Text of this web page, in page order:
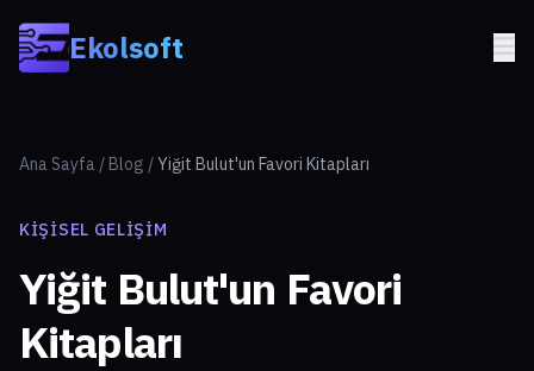
Ekolsoft
Ana Sayfa / Blog /Yiğit Bulut'un Favori Kitapları
KIŞISEL GELIŞIM
Yiğit Bulut'un Favori
Kitapları